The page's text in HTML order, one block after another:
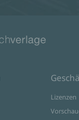
Lizenzen